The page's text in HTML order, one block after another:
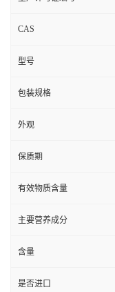
CAS
型号
包装规格
外观
保质期
有效物质含量
主要营养成分
含量
是否进口